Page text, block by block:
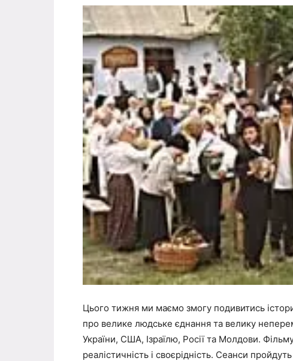
Цього тижня ми маємо змогу подивитись
про велике людське єднання та велику
України, США, Ізраїлю, Росії та Молдови.
реалістичність і своєрідність. Сеанси